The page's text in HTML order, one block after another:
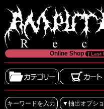
Online Shop [ Last